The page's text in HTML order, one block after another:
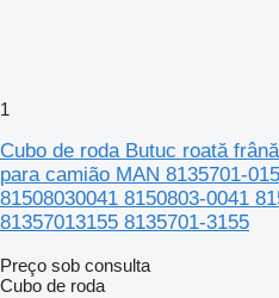
1
Cubo de roda Butuc roată
para camião MAN 8135701-
81508030041 8150803-0041
81357013155 8135701-3155
Preço sob consulta
Cubo de roda